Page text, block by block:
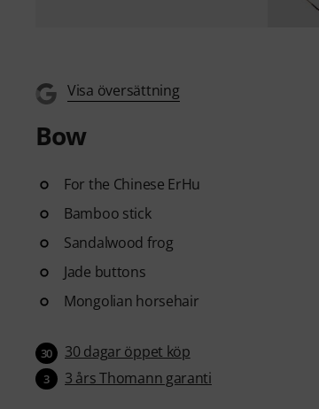
Visa översättning
Bow
For the Chinese ErHu
Bamboo stick
Sandalwood frog
Jade buttons
Mongolian horsehair
30 30 dagar öppet köp
3 3 års Thomann garanti